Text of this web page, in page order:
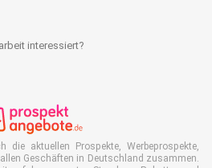
interessiert?
die aktuellen Prospekte, Werbeprospekte,
Geschäften in Deutschland zusammen.